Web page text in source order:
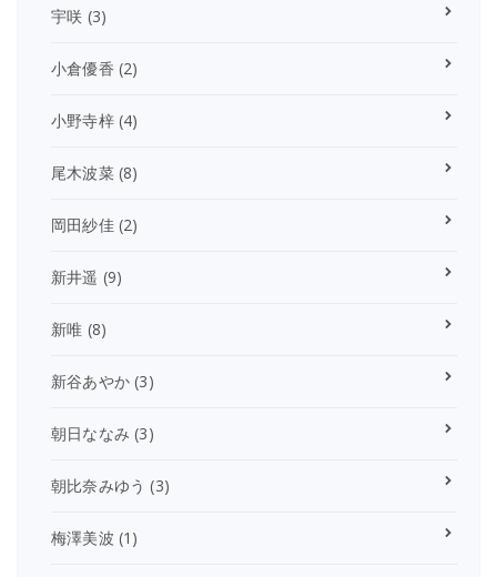
宇咲 (3)
小倉優香 (2)
小野寺梓(4)
尾木波菜(8)
岡田紗佳(2)
新井遥 (9)
新唯 (8)
新谷あやか (3)
朝日ななみ (3)
朝比奈みゆう (3)
梅澤美波 (1)